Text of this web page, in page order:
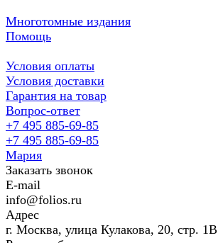
Многотомные издания
Помощь
Условия оплаты
Условия доставки
Гарантия на товар
Вопрос-ответ
+7 495 885-69-85
+7 495 885-69-85
Мария
Заказать звонок
E-mail
info@folios.ru
Адрес
г. Москва, улица Кулакова, 20, стр. 1В